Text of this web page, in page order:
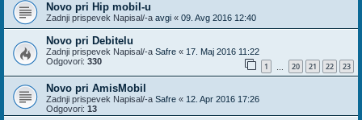
Novo pri Hip mobil-u
Zadnji prispevek Napisal/-a avgi « 09. Avg 2016 12:40
Novo pri Debitelu
Zadnji prispevek Napisal/-a Safre « 17. Maj 2016 11:22
Odgovori: 330 1 20 21 22 23
Novo pri AmisMobil
Zadnji prispevek Napisal/-a Safre « 12. Apr 2016 17:26
Odgovori: 13